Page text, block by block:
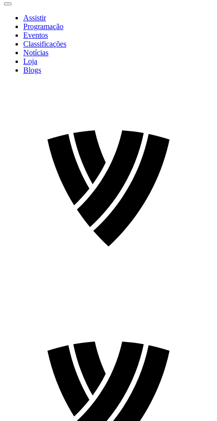
Assistir
Programação
Eventos
Classificações
Notícias
Loja
Blogs